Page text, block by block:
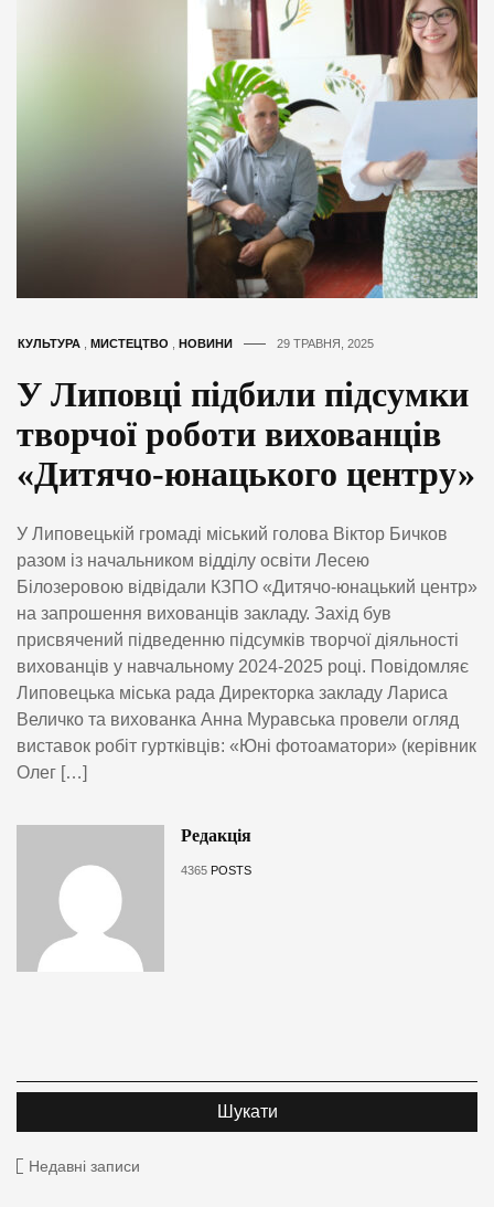
КУЛЬТУРА МИСТЕЦТВО НОВИНИ 29 ТРАВНЯ, 2025
У Липовці підбили підсумки
творчої роботи вихованців
«Дитячо-юнацького центру»
У Липовецькій громаді міський голова Віктор Бичков
разом із начальником відділу освіти Лесею
Білозеровою відвідали КЗПО «Дитячо-юнацький центр»
на запрошення вихованців закладу. Захід був
присвячений підведенню підсумків творчої діяльності
вихованців у навчальному 2024-2025 році. Повідомляє
Липовецька міська рада Директорка закладу Лариса
Величко та вихованка Анна Муравська провели огляд
виставок робіт гуртківців: «Юні фотоаматори» (керівник
Олег […]
Редакція
4365 POSTS
Недавні записи